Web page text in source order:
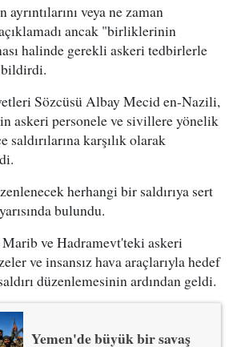
veya ne zaman
ancak "birliklerinin
halinde gerekli askeri tedbirlerle
bildirdi.
Sözcüsü Albay Mecid en-Nazili,
askeri personele ve sivillere yönelik
saldırılarına karşılık olarak
herhangi bir saldırıya sert
bulundu.
ve Hadramevt'teki askeri
ve insansız hava araçlarıyla hedef
düzenlemesinin ardından geldi.
Yemen'de büyük bir savaş